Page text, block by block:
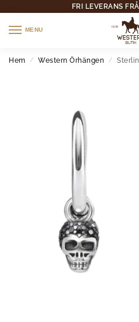
FRI LEVERANS
MENU
Hem / Western Örhängen /